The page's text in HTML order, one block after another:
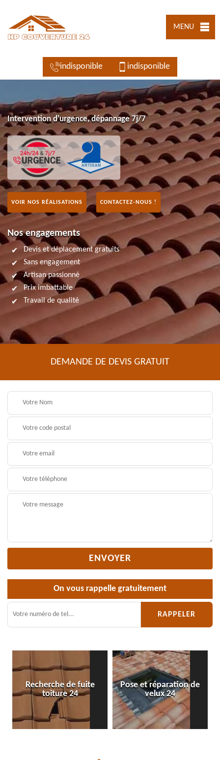
MENU
indisponible indisponible
Intervention d'urgence, dépannage 7j/7
VOIR NOS RÉALISATIONS CONTACTEZ-NOUS !
Nos engagements
Devis et déplacement gratuits
Sans engagement
Artisan passionné
Prix imbattable
Travail de qualité
DEMANDE DE DEVIS GRATUIT
On vous rappelle gratuitement
Recherche de fuite
toiture 24
Pose et réparation de
velux 24